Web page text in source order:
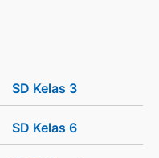
SD Kelas 3
SD Kelas 6